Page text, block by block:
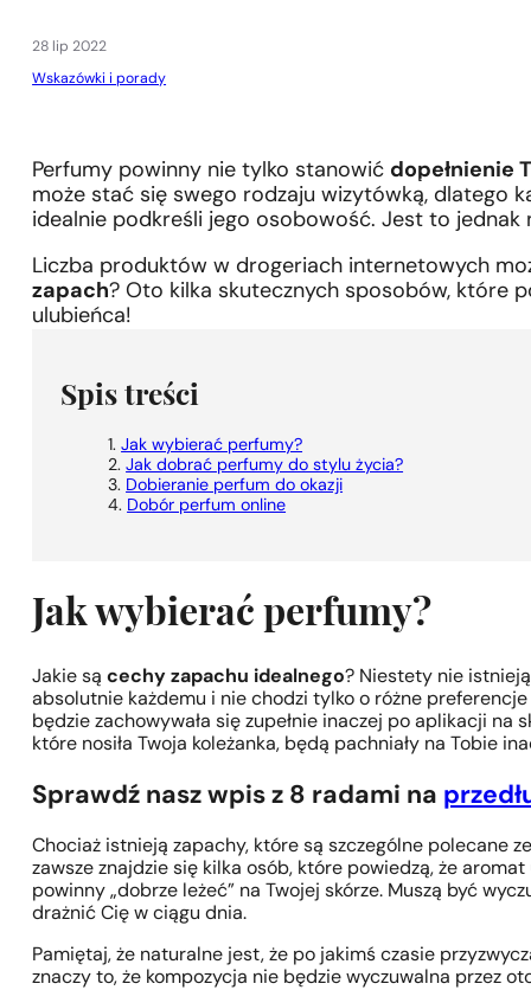
1 - 3 szt. 4 szt. za 1 grosz!
28 lip 2022
Wskazówki i porady
Perfumy powinny nie tylko stanowić dopełnienie
może stać się swego rodzaju wizytówką, dlatego
idealnie podkreśli jego osobowość. Jest to jednak
Liczba produktów w drogeriach internetowych
zapach? Oto kilka skutecznych sposobów, które
ulubieńca!
Spis treści
Jak wybierać perfumy?
Jak dobrać perfumy do stylu życia?
Dobieranie perfum do okazji
Dobór perfum online
Jak wybierać perfumy?
Jakie sącechy zapachu idealnego? Niestety nie
absolutnie każdemu i nie chodzi tylko o różne
będzie zachowywała się zupełnie inaczej po aplikacji na
które nosiła Twoja koleżanka, będą pachniały na Tobie
Sprawdź nasz wpis z 8 radami na
Chociaż istnieją zapachy, które są szczególne polecane
zawsze znajdzie się kilka osób, które powiedzą, że
powinny „dobrze leżeć” na Twojej skórze. Muszą być
drażnić Cię w ciągu dnia.
Pamiętaj, że naturalne jest, że po jakimś czasie
znaczy to, że kompozycja nie będzie wyczuwalna przez